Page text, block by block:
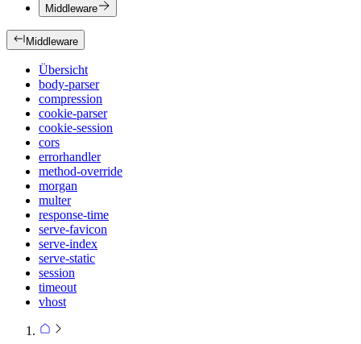
Middleware
Middleware
Übersicht
body-parser
compression
cookie-parser
cookie-session
cors
errorhandler
method-override
morgan
multer
response-time
serve-favicon
serve-index
serve-static
session
timeout
vhost